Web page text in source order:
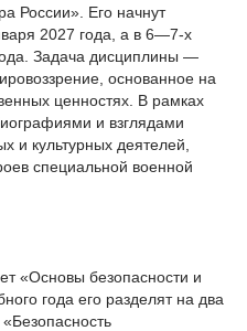
России». Его начнут
2027 года, а в 6—7-х
Задача дисциплины —
основанное на
ценностях. В рамках
и взглядами
и культурных деятелей,
специальной военной
«Основы безопасности и
года его разделят на два